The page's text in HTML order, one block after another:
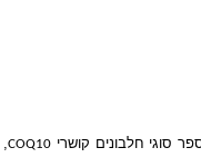
סוגי חלבונים קושרי COQ10